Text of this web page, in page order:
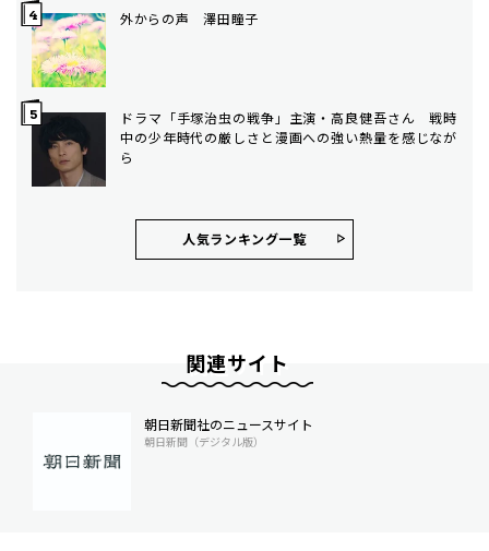
外からの声 澤田瞳子
ドラマ「手塚治虫の戦争」主演・高良健吾さん 戦時
中の少年時代の厳しさと漫画への強い熱量を感じなが
ら
人気ランキング⼀覧
関連サイト
朝日新聞社のニュースサイト
朝日新聞（デジタル版）